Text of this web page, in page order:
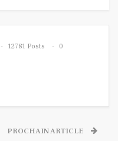
12781 Posts
0
PROCHAIN ARTICLE